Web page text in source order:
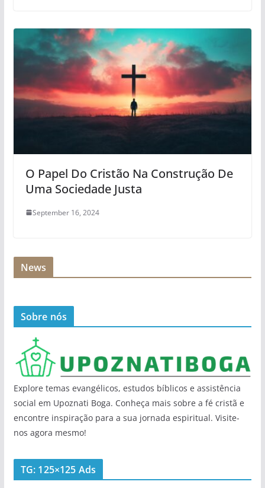
O Papel Do Cristão Na Construção De
Uma Sociedade Justa
September 16, 2024
News
Sobre nós
Explore temas evangélicos, estudos bíblicos e assistência
social em Upoznati Boga. Conheça mais sobre a fé cristã e
encontre inspiração para a sua jornada espiritual. Visite-
nos agora mesmo!
TG: 125×125 Ads